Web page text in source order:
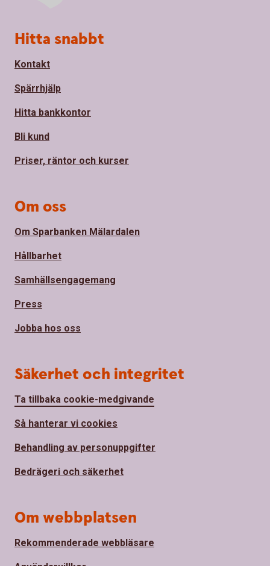
Sidfot
Hitta snabbt
Kontakt
Spärrhjälp
Hitta bankkontor
Bli kund
Priser, räntor och kurser
Om oss
Om Sparbanken Mälardalen
Hållbarhet
Samhällsengagemang
Press
Jobba hos oss
Säkerhet och integritet
Ta tillbaka cookie-medgivande
Så hanterar vi cookies
Behandling av personuppgifter
Bedrägeri och säkerhet
Om webbplatsen
Rekommenderade webbläsare